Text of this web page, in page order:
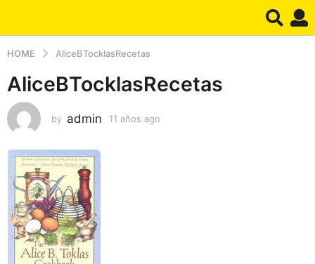
HOME AliceBTocklasRecetas
AliceBTocklasRecetas
by admin 11 años ago